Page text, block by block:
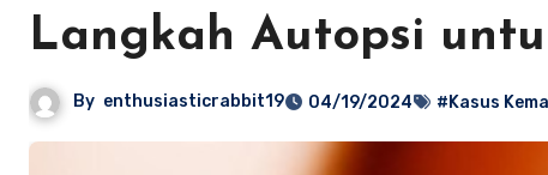
Langkah Autopsi
By enthusiasticrabbit19 04/19/2024 #Kasus